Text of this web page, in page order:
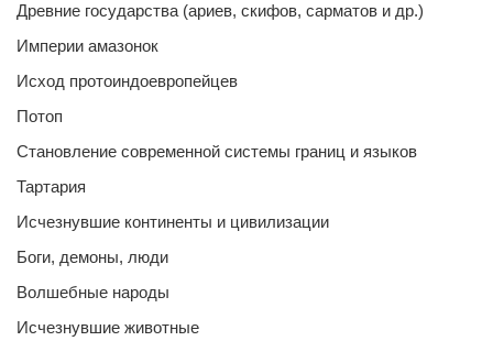
Древние государства (ариев, скифов, сарматов и др.)
Империи амазонок
Исход протоиндоевропейцев
Потоп
Становление современной системы границ и языков
Тартария
Исчезнувшие континенты и цивилизации
Боги, демоны, люди
Волшебные народы
Исчезнувшие животные